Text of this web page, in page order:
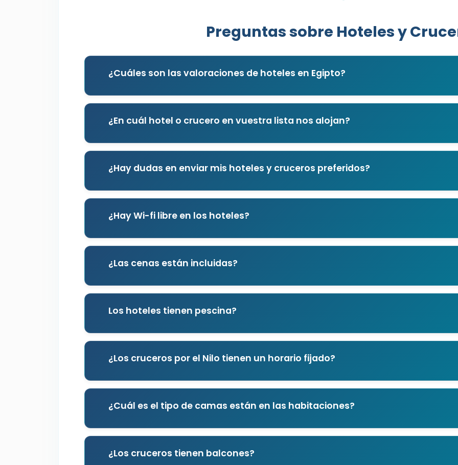
Preguntas sobre Hoteles y
¿Cuáles son las valoraciones de hoteles en Egipto?
¿En cuál hotel o crucero en vuestra lista nos alojan?
¿Hay dudas en enviar mis hoteles y cruceros preferidos?
¿Hay Wi-fi libre en los hoteles?
¿Las cenas están incluidas?
Los hoteles tienen pescina?
¿Los cruceros por el Nilo tienen un horario fijado?
¿Cuál es el tipo de camas están en las habitaciones?
¿Los cruceros tienen balcones?